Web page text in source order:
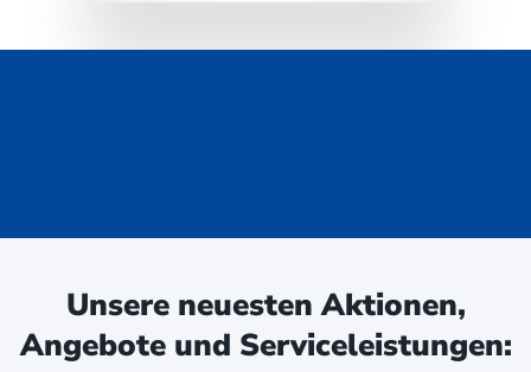
Unsere neuesten Aktionen,
Angebote und Serviceleistungen: